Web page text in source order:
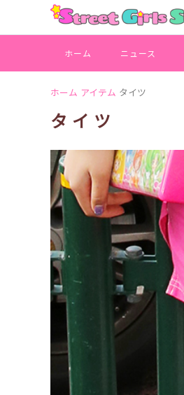
ホーム ニュース
ホーム アイテム タイツ
タイツ